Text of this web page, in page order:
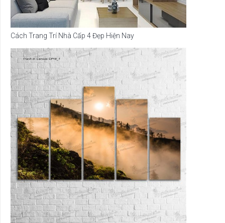
Cách Trang Trí Nhà Cấp 4 Đẹp Hiện Nay